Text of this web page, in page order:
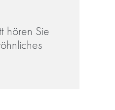
hören Sie